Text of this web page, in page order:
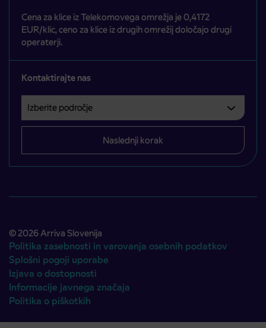
Cena za klice iz Telekomovega omrežja je 0,4172
EUR/klic, ceno za klice iz drugih omrežij določajo drugi
operaterji.
Kontaktirajte nas
Naslednji korak
© 2026 Arriva Slovenija
Politika zasebnosti in varovanja osebnih podatkov
Splošni pogoji uporabe
Izjava o dostopnosti
Informacije javnega značaja
Politika o piškotkih
Avtorji:Emigma